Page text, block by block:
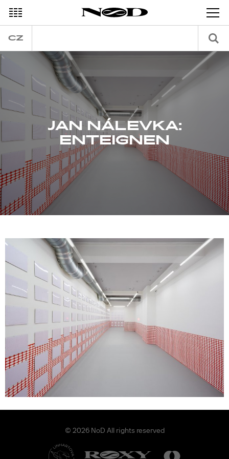
DECEMBER
CZ
JAN NÁLEVKA:
ENTEIGNEN
© 2026 NoD All rights reserved